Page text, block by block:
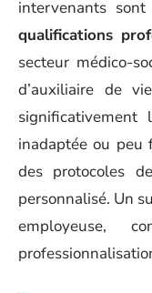
intervenants
qualifications
secteur médico-
d’auxiliaire de
significativement
inadaptée ou peu
des protocoles
personnalisé. Un
employeuse,